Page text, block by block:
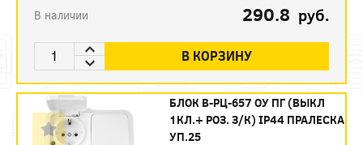
В наличии 290.8 руб.
В КОРЗИНУ
БЛОК В-РЦ-657 ОУ ПГ (ВЫКЛ
1КЛ.+ РОЗ. З/К) IP44 ПРАЛЕСКА
УП.25